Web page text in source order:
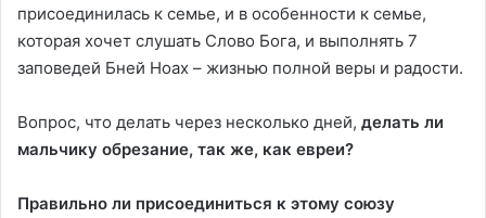
присоединилась к семье, и в особенности к семье,
которая хочет слушать Слово Бога, и выполнять 7
заповедей Бней Ноах – жизнью полной веры и радости.
Вопрос, что делать через несколько дней,делать ли
мальчику обрезание, так же, как евреи?
Правильно ли присоединиться к этому союзу